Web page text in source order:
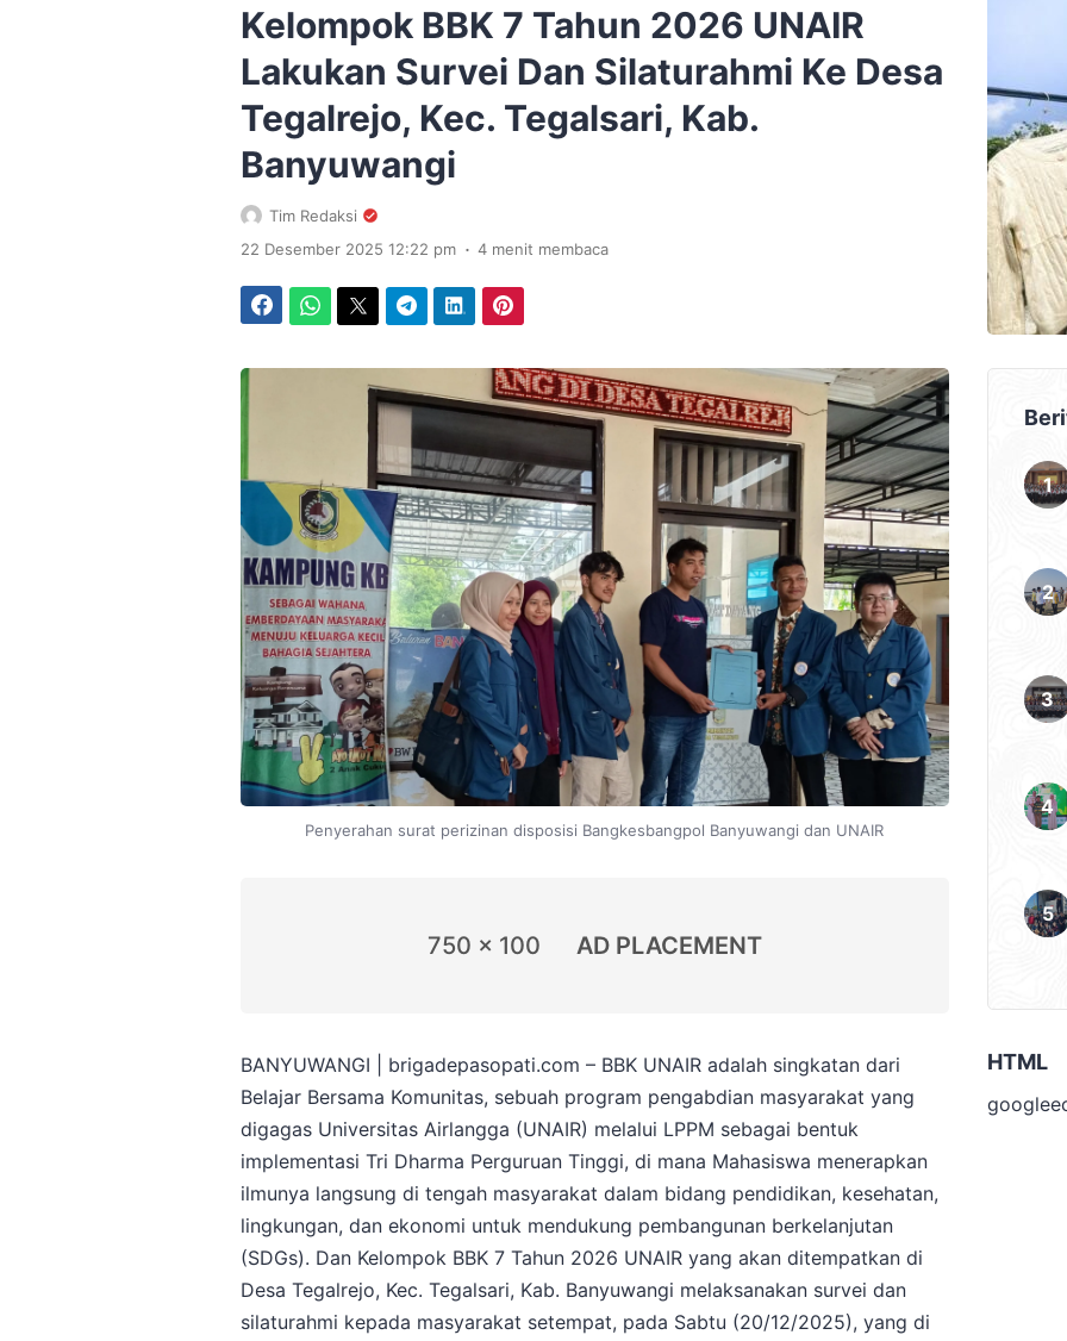
Kelompok BBK 7 Tahun 2026 UNAIR
Lakukan Survei Dan Silaturahmi Ke Desa
Tegalrejo, Kec. Tegalsari, Kab.
Banyuwangi
Tim Redaksi
22 Desember 2025 12:22 pm . 4 menit membaca
Penyerahan surat perizinan disposisi Bangkesbangpol Banyuwangi dan UNAIR
750 x 100 AD PLACEMENT
BANYUWANGI | brigadepasopati.com – BBK UNAIR adalah singkatan dari
Belajar Bersama Komunitas, sebuah program pengabdian masyarakat yang
digagas Universitas Airlangga (UNAIR) melalui LPPM sebagai bentuk
implementasi Tri Dharma Perguruan Tinggi, di mana Mahasiswa menerapkan
ilmunya langsung di tengah masyarakat dalam bidang pendidikan, kesehatan,
lingkungan, dan ekonomi untuk mendukung pembangunan berkelanjutan
(SDGs). Dan Kelompok BBK 7 Tahun 2026 UNAIR yang akan ditempatkan di
Desa Tegalrejo, Kec. Tegalsari, Kab. Banyuwangi melaksanakan survei dan
silaturahmi kepada masyarakat setempat, pada Sabtu (20/12/2025), yang di
HTML